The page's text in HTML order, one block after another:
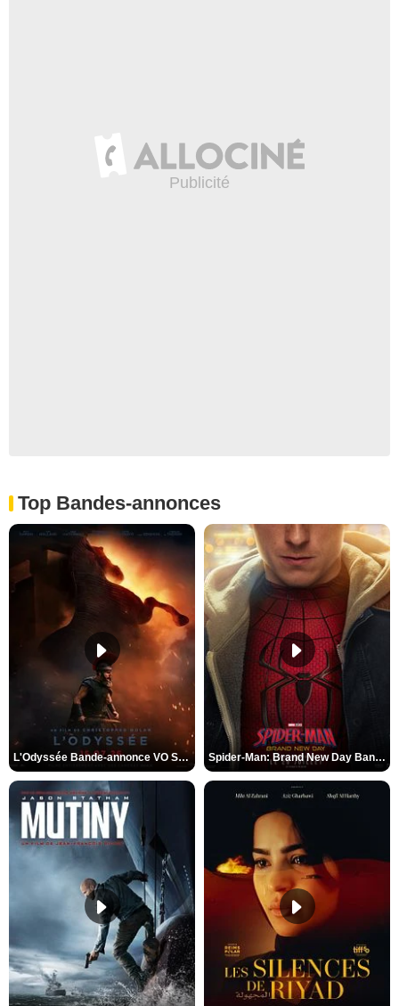
Top Bandes-annonces
L'Odyssée Bande-annonce VO STFR Spider-Man: Brand New Day Bande-annonce VO STFR